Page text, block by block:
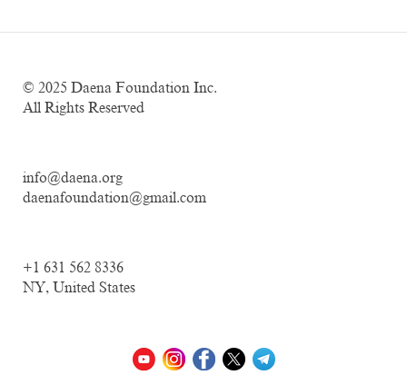
© 2025 Daena Foundation Inc.
All Rights Reserved
info@daena.org
daenafoundation@gmail.com
+1 631 562 8336
NY, United States